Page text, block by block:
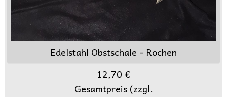
Edelstahl Obstschale - Rochen
12,70 €
Gesamtpreis (zzgl.